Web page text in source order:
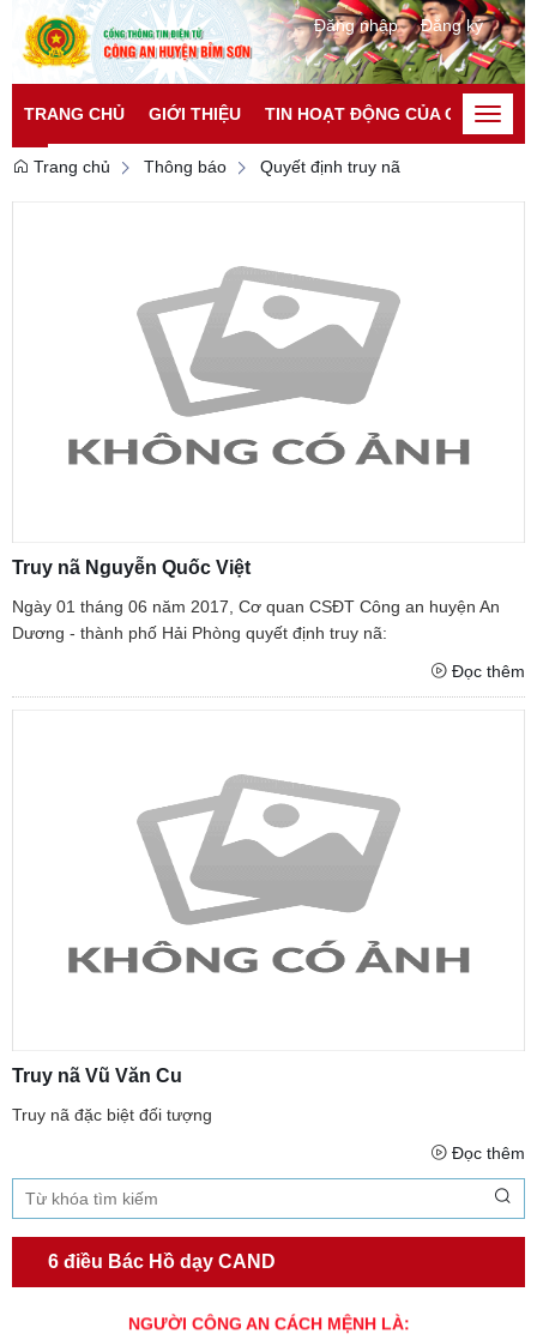
Đăng nhập Đăng ký
TRANG CHỦ GIỚI THIỆU TIN HOẠT ĐỘNG CỦA CATPToggle
Trang chủ
Thông báo Quyết định truy nã
Truy nã Nguyễn Quốc Việt
Ngày 01 tháng 06 năm 2017, Cơ quan CSĐT Công an huyện An
Dương - thành phố Hải Phòng quyết định truy nã:
Đọc thêm
Truy nã Vũ Văn Cu
Truy nã đặc biệt đối tượng
Đọc thêm
6 điều Bác Hồ dạy CAND
TƯ CÁCH
NGƯỜI CÔNG AN CÁCH MỆNH LÀ: